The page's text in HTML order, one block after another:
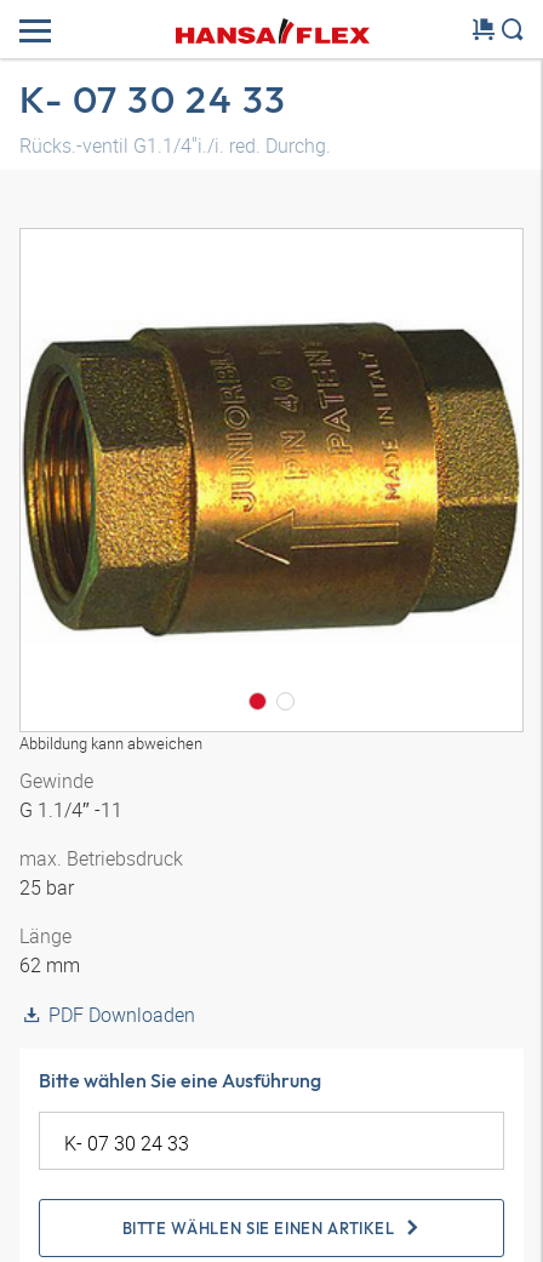
K- 07 30 24 33
Rücks.-ventil G1.1/4"i./i. red. Durchg.
Abbildung kann abweichen
3D Modell
Gewinde
G 1.1/4″ -11
max. Betriebsdruck
25 bar
Länge
62 mm
PDF Downloaden
Bitte wählen Sie eine Ausführung
BITTE WÄHLEN SIE EINEN ARTIKEL